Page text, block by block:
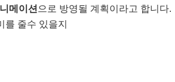
메이션 으로 방영될 계획이라고 합니다.
를 줄수 있을지